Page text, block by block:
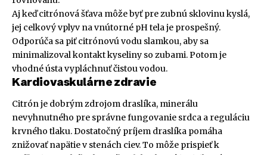
Aj keď citrónová šťava môže byť pre zubnú sklovinu kyslá,
jej celkový vplyv na vnútorné pH tela je prospešný.
Odporúča sa piť citrónovú vodu slamkou, aby sa
minimalizoval kontakt kyseliny so zubami. Potom je
vhodné ústa vypláchnuť čistou vodou.
Kardiovaskulárne zdravie
Citrón je dobrým zdrojom draslíka, minerálu
nevyhnutného pre správne fungovanie srdca a reguláciu
krvného tlaku. Dostatočný príjem draslíka pomáha
znižovať napätie v stenách ciev. To môže prispieť k